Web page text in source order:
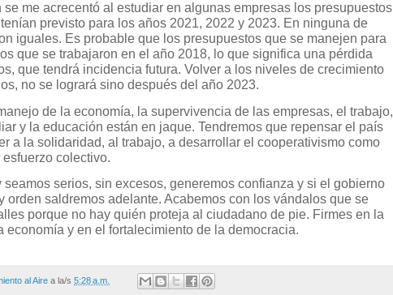
se me acrecentó al estudiar en algunas empresas los presupuestos
previsto para los años 2021, 2022 y 2023. En ninguna de
iguales. Es probable que los presupuestos que se manejen para
que se trabajaron en el año 2018, lo que significa una pérdida
que tendrá incidencia futura. Volver a los niveles de crecimiento
no se logrará sino después del año 2023.
de la economía, la supervivencia de las empresas, el trabajo,
y la educación están en jaque. Tendremos que repensar el país
a la solidaridad, al trabajo, a desarrollar el cooperativismo como
colectivo.
seamos serios, sin excesos, generemos confianza y si el gobierno
orden saldremos adelante. Acabemos con los vándalos que se
porque no hay quién proteja al ciudadano de pie. Firmes en la
economía y en el fortalecimiento de la democracia.
al Aire a la/s 5:28 a.m.